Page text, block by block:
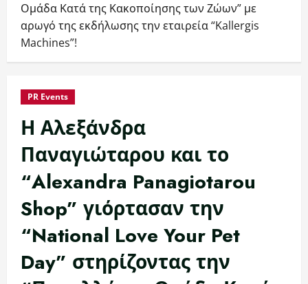
Ομάδα Κατά της Κακοποίησης των Ζώων” με
αρωγό της εκδήλωσης την εταιρεία “Kallergis
Machines”!
PR Events
Η Αλεξάνδρα
Παναγιώταρου και το
“Alexandra Panagiotarou
Shop” γιόρτασαν την
“National Love Your Pet
Day” στηρίζοντας την